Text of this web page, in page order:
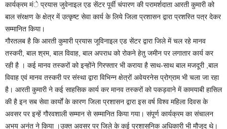
कार्यक्रम मंे प्रयास जुवेनाइल एड सेंटर पूर्वी चंपारण की परामर्शदाता आरती कुमारी को
बाल संरक्षण के क्षेत्र में उत्कृष्ट सेवा कार्य के लिये जिला प्रशासन द्वारा प्रशस्ति पत्र देकर
सम्मानित किया।
गौरतलब है कि आरती कुमारी प्रयास जूविनाइल एड सेंटर द्वारा जिले में चल रहे मानव
तस्करी, बाल श्रम, बाल विवाह, बाल अपराध को रोकने हेतु जमीन पर लगातार कार्य कर
रही है । कई मानव तस्करों को इन्होंने गिरफ्तार भी कराया है साथ-साथ बाल मजदूरी ,बाल
विवाह एवं मानव तस्करी पर संस्था द्वारा विभिन्न क्षेत्रों अवेयरनेस प्रोग्राम भी चला जा रहा
है। आरती कुमारी ने कई साहसिक कार्य कर मानव तस्करों को पकड़वाने में कामयाबी हासिल
की है इन सब सेवा कार्यों के कारण जिला प्रशासन द्वारा इस वर्ष विश्व महिला दिवस के
अवसर पर इन्हें गौरवशाली सम्मान से सम्मानित किया गया। संपूर्ण कार्यक्रम का संचालन
अभय अनंत ने किया ।उक्त अवसर पर जिले के कई प्रशासनिक अधिकारी भी मौजूद थे।